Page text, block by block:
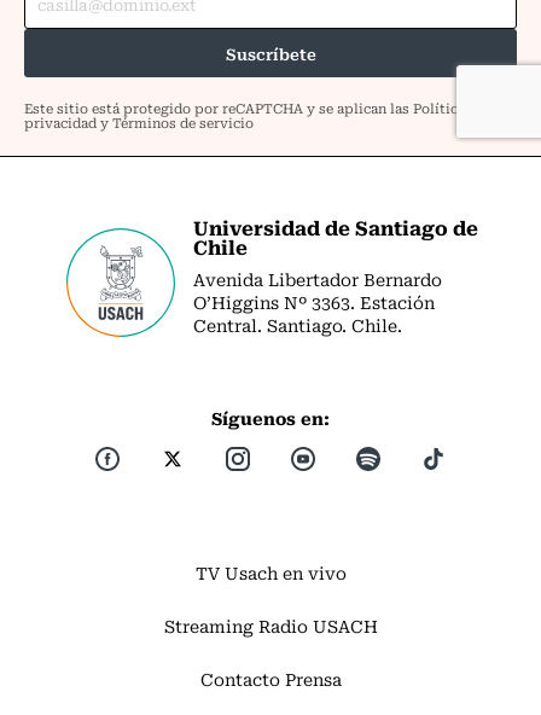
Universidad de Santiago de
Chile
Avenida Libertador Bernardo
O’Higgins Nº 3363. Estación
Central. Santiago. Chile.
Síguenos en:
TV Usach en vivo
Streaming Radio USACH
Contacto Prensa